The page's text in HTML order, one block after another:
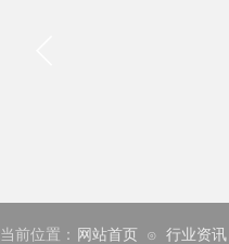
当前位置： 网站首页 ⊙ 行业资讯